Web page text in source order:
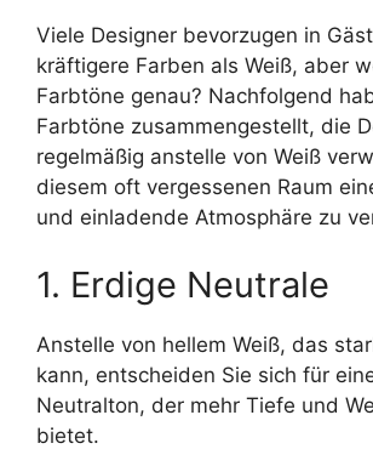
Viele Designer bevorzugen in
kräftigere Farben als Weiß, aber
Farbtöne genau? Nachfolgend
Farbtöne zusammengestellt, die
regelmäßig anstelle von Weiß
diesem oft vergessenen Raum
und einladende Atmosphäre zu
1. Erdige Neutrale
Anstelle von hellem Weiß, das
kann, entscheiden Sie sich für
Neutralton, der mehr Tiefe und
bietet.